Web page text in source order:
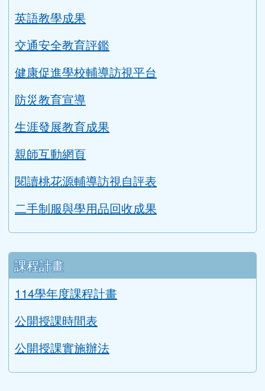
英語教學成果
交通安全教育評鑑
健康促進學校輔導訪視平台
防災教育宣導
生涯發展教育成果
親師互動網頁
閱讀桃花源輔導訪視自評表
二手制服與學用品回收成果
課程計畫
114學年度課程計畫
公開授課時間表
公開授課實施辦法